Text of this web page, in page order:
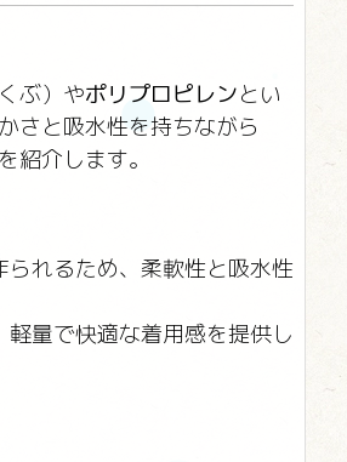
ぶ）やポリプロピレンとい
さと吸水性を持ちながら
紹介します。
れるため、柔軟性と吸水性
量で快適な着用感を提供し